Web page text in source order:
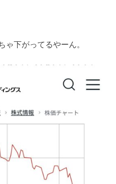
ゃ下がってるやーん。